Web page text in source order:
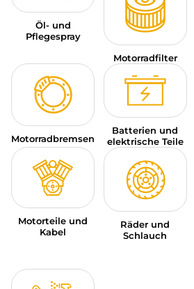
DE | EUR € — ÄNDERN
KONTAKTIEREN SIE UNS
Öl- und
Pflegespray
Motorradfilter
Motorradbremsen
Batterien und
elektrische Teile
Motorteile und
Kabel
Räder und
Schlauch